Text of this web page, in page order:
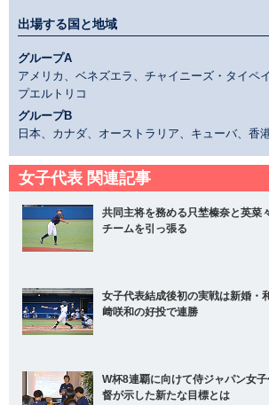
出場する国と地域
グループA
アメリカ、ベネズエラ、チャイニーズ・タイペ
プエルトリコ
グループB
日本、カナダ、オーストラリア、キューバ、香
女子代表 関連記事
共同主将を務める只埜榛奈と英菜
チームを引っ張る
女子代表結成後初の実戦は新婚・
﨑咲和の好投で連勝
W杯8連覇に向けて侍ジャパン女
督が示した新たな目標とは